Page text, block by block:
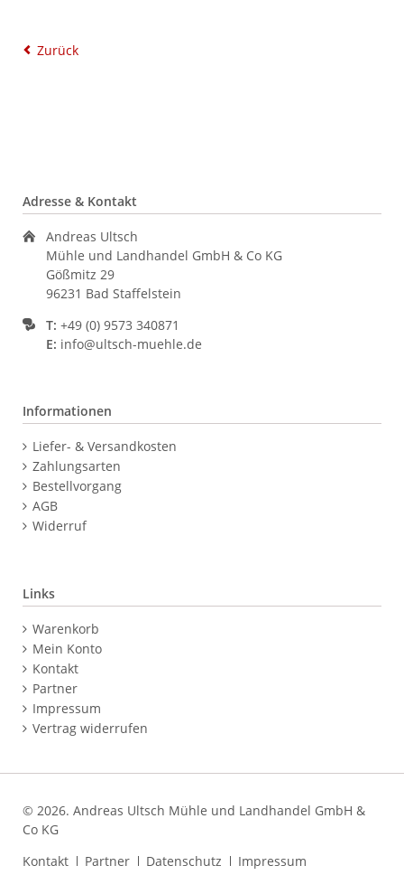
Zurück
Adresse & Kontakt
Andreas Ultsch
Mühle und Landhandel GmbH & Co KG
Gößmitz 29
96231 Bad Staffelstein
T: +49 (0) 9573 340871
E: info@ultsch-muehle.de
Informationen
Navigation
überspringen
Liefer- & Versandkosten
Zahlungsarten
Bestellvorgang
AGB
Widerruf
Links
Navigation
überspringen
Warenkorb
Mein Konto
Kontakt
Partner
Impressum
Vertrag widerrufen
© 2026. Andreas Ultsch Mühle und Landhandel GmbH &
Co KG
Navigation
Kontakt Partner Datenschutz Impressum